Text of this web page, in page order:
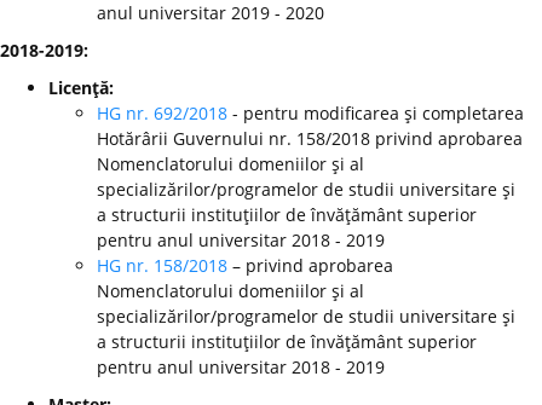
anul universitar 2019 - 2020
2018-2019:
Licenţă:
HG nr. 692/2018 - pentru modificarea şi completarea
Hotărârii Guvernului nr. 158/2018 privind aprobarea
Nomenclatorului domeniilor şi al
specializărilor/programelor de studii universitare şi
a structurii instituţiilor de învăţământ superior
pentru anul universitar 2018 - 2019
HG nr. 158/2018 – privind aprobarea
Nomenclatorului domeniilor şi al
specializărilor/programelor de studii universitare şi
a structurii instituţiilor de învăţământ superior
pentru anul universitar 2018 - 2019